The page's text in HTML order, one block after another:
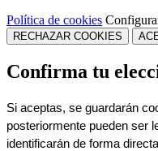
Política de cookies
RECHAZAR COOKIES
Confirma tu
Si aceptas, se guardarán
posteriormente pueden ser
identificarán de forma